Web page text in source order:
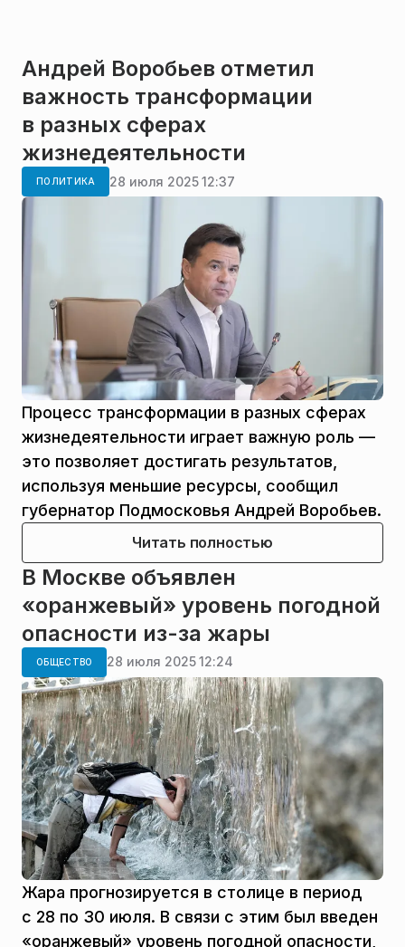
Андрей Воробьев отметил
важность трансформации
в разных сферах
жизнедеятельности
ПОЛИТИКА 28 июля 2025 12:37
Процесс трансформации в разных сферах
жизнедеятельности играет важную роль —
это позволяет достигать результатов,
используя меньшие ресурсы, сообщил
губернатор Подмосковья Андрей Воробьев.
Читать полностью
В Москве объявлен
«оранжевый» уровень погодной
опасности из-за жары
ОБЩЕСТВО 28 июля 2025 12:24
Жара прогнозируется в столице в период
с 28 по 30 июля. В связи с этим был введен
«оранжевый» уровень погодной опасности,